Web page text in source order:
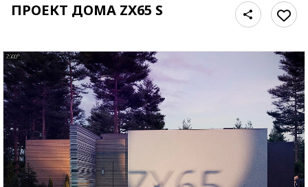
ПРОЕКТ ДОМА ZX65 S